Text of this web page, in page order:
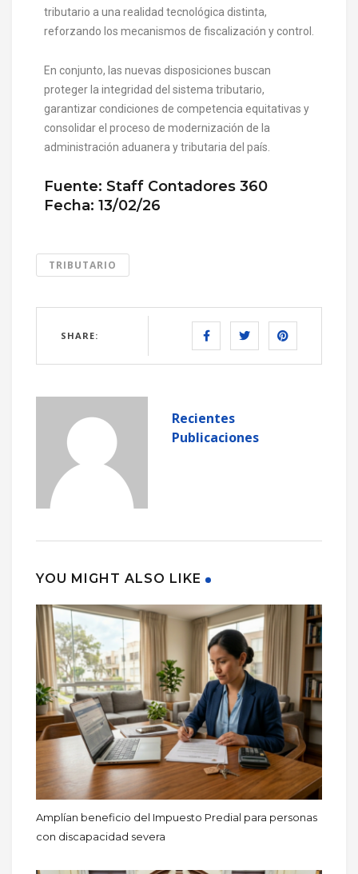
tributario a una realidad tecnológica distinta,
reforzando los mecanismos de fiscalización y control.
En conjunto, las nuevas disposiciones buscan
proteger la integridad del sistema tributario,
garantizar condiciones de competencia equitativas y
consolidar el proceso de modernización de la
administración aduanera y tributaria del país.
Fuente: Staff Contadores 360
Fecha: 13/02/26
TRIBUTARIO
SHARE:
Recientes
Publicaciones
YOU MIGHT ALSO LIKE
Amplían beneficio del Impuesto Predial para personas
con discapacidad severa